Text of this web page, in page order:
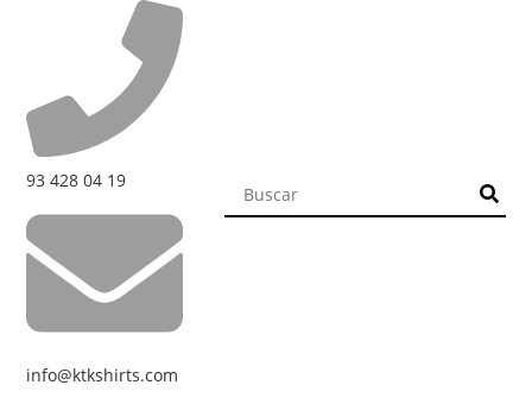
93 428 04 19
info@ktkshirts.com